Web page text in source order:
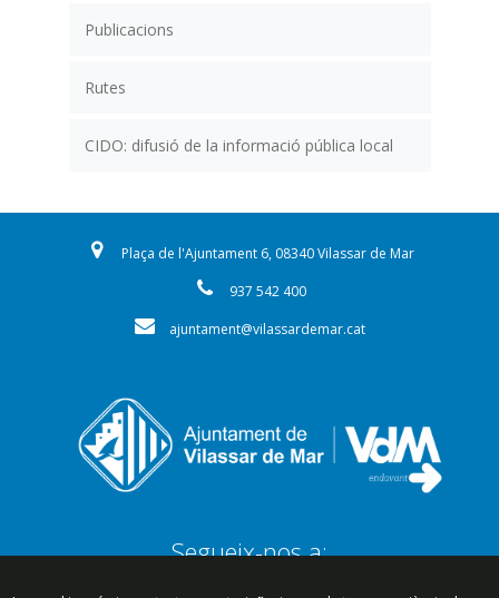
Publicacions
Rutes
CIDO: difusió de la informació pública local
Plaça de l'Ajuntament 6, 08340 Vilassar de Mar
937 542 400
ajuntament@vilassardemar.cat
Segueix-nos a: